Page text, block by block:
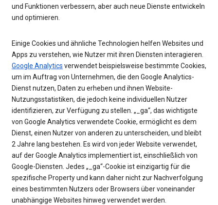
und Funktionen verbessern, aber auch neue Dienste entwickeln
und optimieren.
Einige Cookies und ähnliche Technologien helfen Websites und
Apps zu verstehen, wie Nutzer mit ihren Diensten interagieren.
Google Analytics verwendet beispielsweise bestimmte Cookies,
um im Auftrag von Unternehmen, die den Google Analytics-
Dienst nutzen, Daten zu erheben und ihnen Website-
Nutzungsstatistiken, die jedoch keine individuellen Nutzer
identifizieren, zur Verfügung zu stellen. „_ga“, das wichtigste
von Google Analytics verwendete Cookie, ermöglicht es dem
Dienst, einen Nutzer von anderen zu unterscheiden, und bleibt
2 Jahre lang bestehen. Es wird von jeder Website verwendet,
auf der Google Analytics implementiert ist, einschließlich von
Google-Diensten. Jedes „_ga“-Cookie ist einzigartig für die
spezifische Property und kann daher nicht zur Nachverfolgung
eines bestimmten Nutzers oder Browsers über voneinander
unabhängige Websites hinweg verwendet werden.